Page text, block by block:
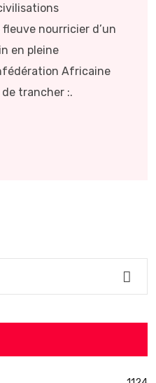
nourricier d’un
en pleine
Africaine
trancher :.